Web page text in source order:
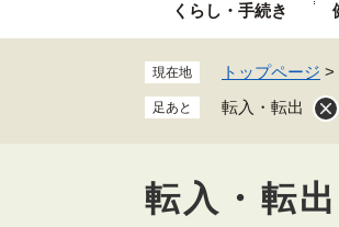
。
くらし・手続き
現在地 トップページ >
足あと 転入・転出
転入・転出